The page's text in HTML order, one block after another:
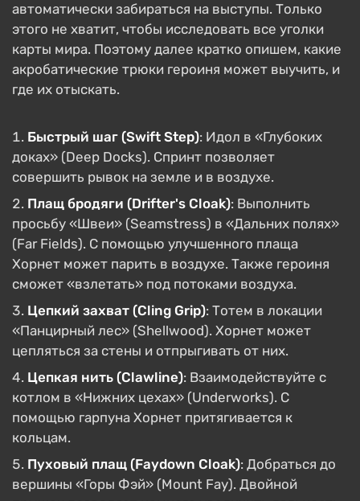
автоматически забираться на выступы. Только
этого не хватит, чтобы исследовать все уголки
карты мира. Поэтому далее кратко опишем, какие
акробатические трюки героиня может выучить, и
где их отыскать.
Быстрый шаг (Swift Step): Идол в «Глубоких
доках» (Deep Docks). Спринт позволяет
совершить рывок на земле и в воздухе.
Плащ бродяги (Drifter's Cloak): Выполнить
просьбу «Швеи» (Seamstress) в «Дальних полях»
(Far Fields). С помощью улучшенного плаща
Хорнет может парить в воздухе. Также героиня
сможет «взлетать» под потоками воздуха.
Цепкий захват (Cling Grip): Тотем в локации
«Панцирный лес» (Shellwood). Хорнет может
цепляться за стены и отпрыгивать от них.
Цепкая нить (Clawline): Взаимодействуйте с
котлом в «Нижних цехах» (Underworks). С
помощью гарпуна Хорнет притягивается к
кольцам.
Пуховый плащ (Faydown Cloak): Добраться до
вершины «Горы Фэй» (Mount Fay). Двойной